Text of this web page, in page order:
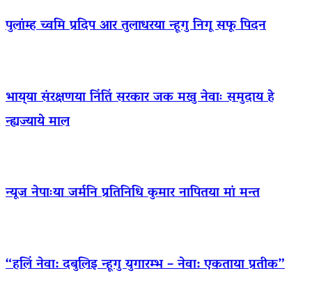
पुलांम्ह च्वमि प्रदिप आर तुलाधरया न्हूगु निगू सफू पिदन
भाय्‌या संरक्षणया निंतिं सरकार जक मखु नेवाः समुदाय हे
न्ह्यज्याये माल
न्यूज नेपाःया जर्मनि प्रतिनिधि कुमार नापितया मां मन्त
“हलिं नेवा: दबुलिइ न्हूगु युगारम्भ – नेवा: एकताया प्रतीक”